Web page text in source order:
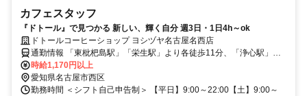
カフェスタッフ
『ドトール』で見つかる 新しい、輝く自分 週3日・1日4h～ok
ドトールコーヒーショップ ヨシヅヤ名古屋名西店
通勤情報 「東枇杷島駅」「栄生駅」より各徒歩11分、「浄心駅」よ
り徒歩16分
時給1,170円以上
愛知県名古屋市西区
勤務時間 ＜シフト自己申告制＞ 【平日】9:00～22:00【土】9:00～